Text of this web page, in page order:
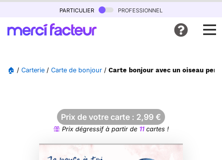
particulier professionnel
🏠 / Carterie / Carte de bonjour / Carte bonjour avec un oiseau
Prix de votre carte : 2,99 €
Prix dégressif à partir de 11cartes !